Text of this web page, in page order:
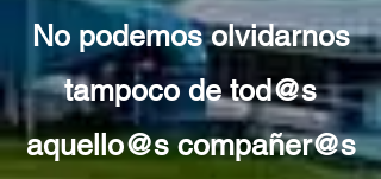
No podemos olvidarnos
tampoco de tod@s
aquello@s compañer@s